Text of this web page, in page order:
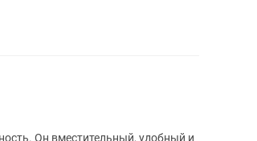
Он вместительный, удобный и